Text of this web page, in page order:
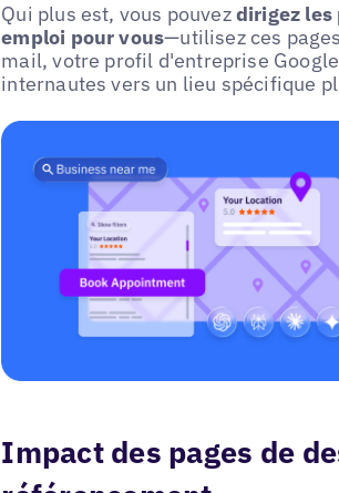
Qui plus est, vous pouvezdirigez les
emploi pour vous—utilisez ces
mail, votre profil d'entreprise
internautes vers un lieu spécifique
Impact des pages de